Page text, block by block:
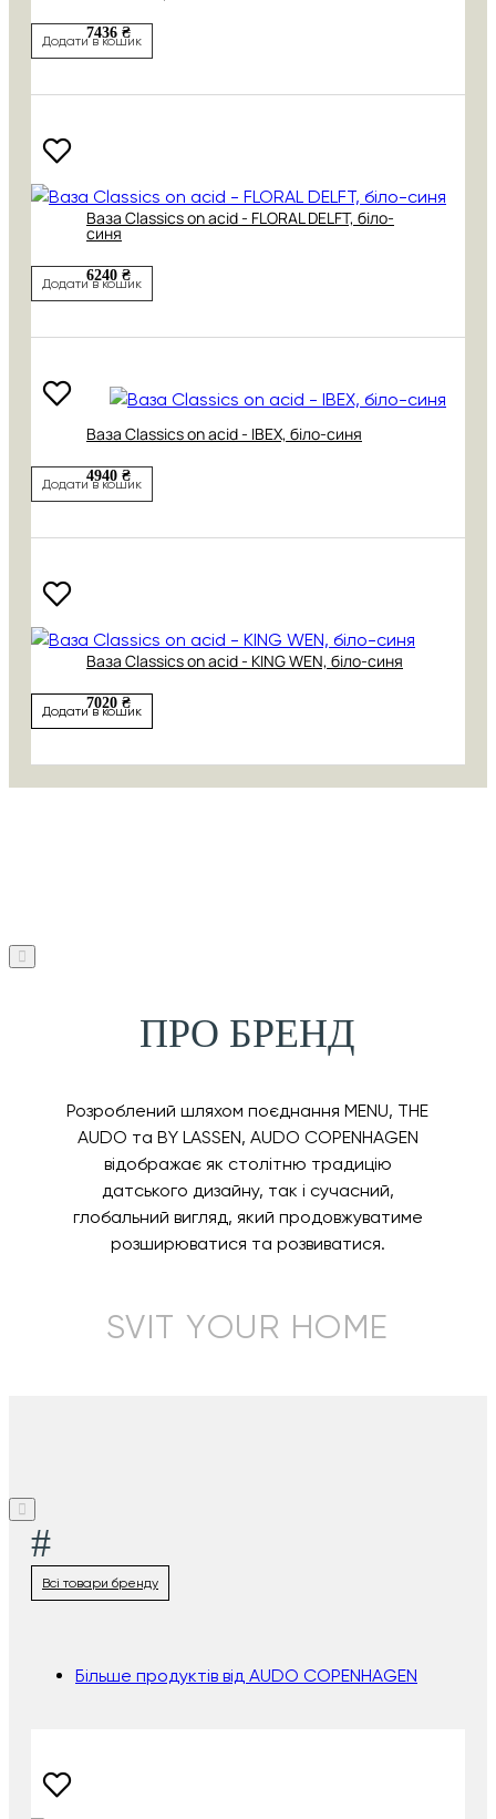
7436 ₴
Додати в кошик
Ваза Classics on acid - FLORAL DELFT, біло-
синя
6240 ₴
Додати в кошик
Ваза Classics on acid - IBEX, біло-синя
4940 ₴
Додати в кошик
Ваза Classics on acid - KING WEN, біло-синя
7020 ₴
Додати в кошик
ПРО БРЕНД
Розроблений шляхом поєднання MENU, THE
AUDO та BY LASSEN, AUDO COPENHAGEN
відображає як столітню традицію
датського дизайну, так і сучасний,
глобальний вигляд, який продовжуватиме
розширюватися та розвиватися.
SVIT YOUR HOME
#
Всі товари бренду
Більше продуктів від AUDO COPENHAGEN